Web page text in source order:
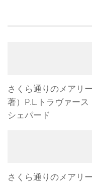
さくら通りのメアリ
著）P.L.トラヴァー
シェパード
さくら通りのメアリ